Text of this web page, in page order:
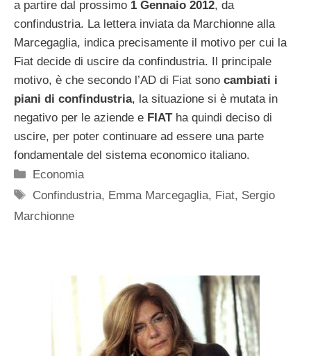
a partire dal prossimo 1 Gennaio 2012, da
confindustria. La lettera inviata da Marchionne alla
Marcegaglia, indica precisamente il motivo per cui la
Fiat decide di uscire da confindustria. Il principale
motivo, è che secondo l’AD di Fiat sono cambiati i
piani di confindustria, la situazione si è mutata in
negativo per le aziende e FIATha quindi deciso di
uscire, per poter continuare ad essere una parte
fondamentale del sistema economico italiano.
Categorie
Economia
Tag
Confindustria, Emma Marcegaglia, Fiat, Sergio
Marchionne